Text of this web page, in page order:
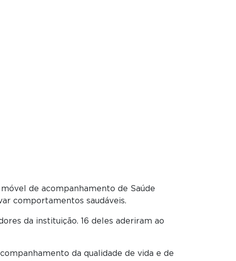
de acompanhamento de Saúde
comportamentos saudáveis.
da instituição. 16 deles aderiram ao
da qualidade de vida e de